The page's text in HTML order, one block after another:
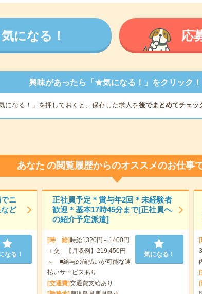
気になる！ 応
興味があったら「★気になる！」をクリック！
になる！」を押しておくと、保存した求人を後でまとめてチェッ
あなた の閲覧履歴からのオススメのお仕事
ニ
ど
なる！
正社員予定＊賞与年2回＊未経験者
歓迎＊基本17時45分まで[正社員へ
の紹介予定派遣]
[時 給]時給1320円～1400円
＋交 【月収例】219,450円
～ ■給与の前払いが可能な速
払いサービスあり
[交通費]交通費支給あり
気になる！